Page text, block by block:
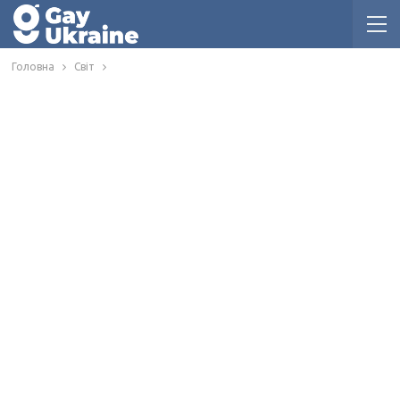
Головна Світ